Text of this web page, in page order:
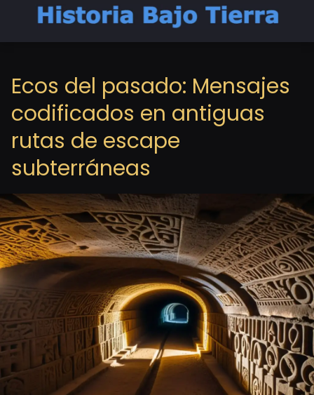
Ecos del pasado: Mensajes
codificados en antiguas
rutas de escape
subterráneas